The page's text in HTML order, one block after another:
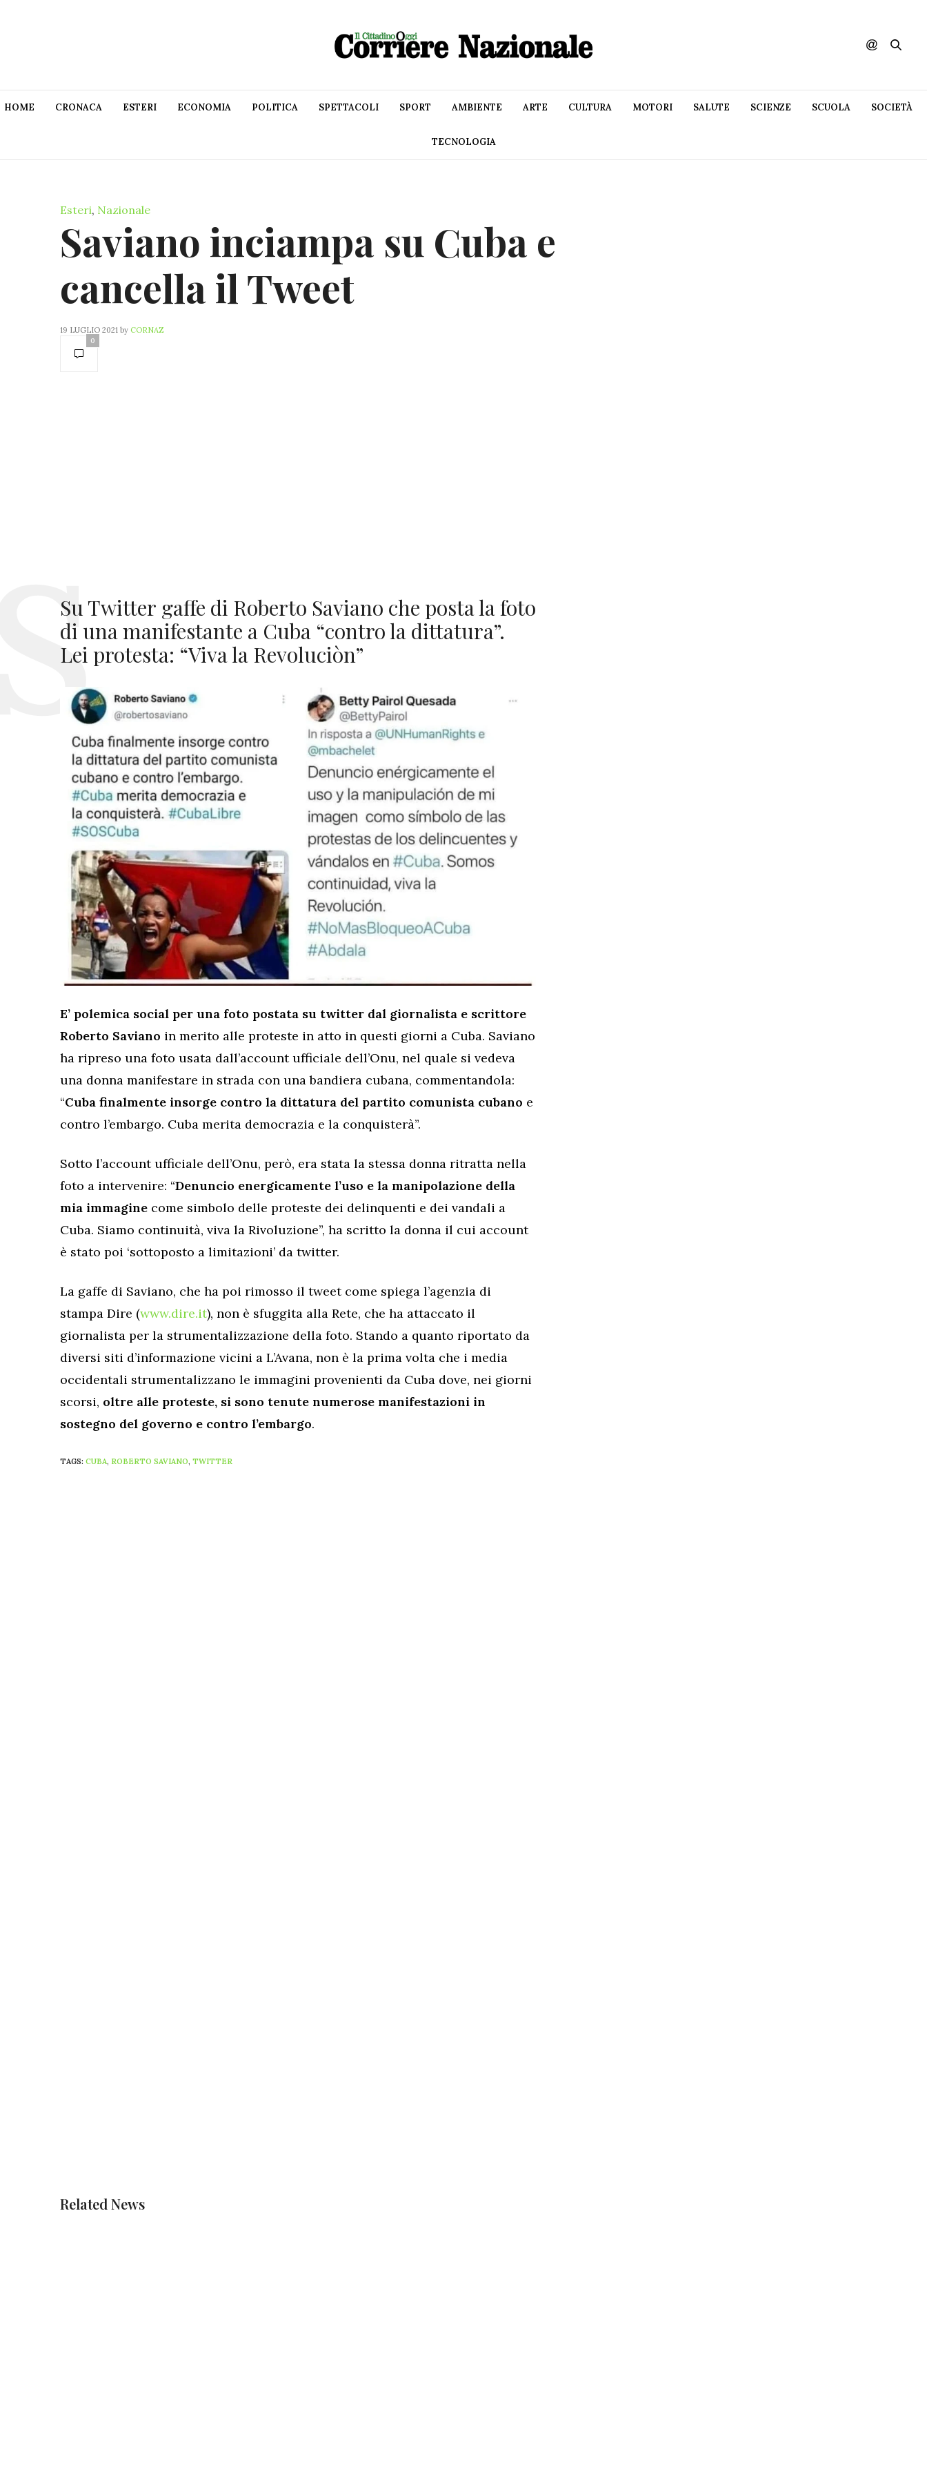
HOME CRONACA ESTERI ECONOMIA POLITICA SPETTACOLI SPORT AMBIENTE ARTE CULTURA MOTORI SALUTE SCIENZE SCUOLA SOCIETÀ
TECNOLOGIA
Esteri, Nazionale
Saviano inciampa su Cuba e
cancella il Tweet
19 LUGLIO 2021 by CORNAZ
0
Su Twitter gaffe di Roberto Saviano che posta la foto
di una manifestante a Cuba “contro la dittatura”.
Lei protesta: “Viva la Revoluciòn”
E’ polemica social per una foto postata su twitter dal giornalista e scrittore
Roberto Saviano in merito alle proteste in atto in questi giorni a Cuba. Saviano
ha ripreso una foto usata dall’account ufficiale dell’Onu, nel quale si vedeva
una donna manifestare in strada con una bandiera cubana, commentandola:
“Cuba finalmente insorge contro la dittatura del partito comunista cubano e
contro l’embargo. Cuba merita democrazia e la conquisterà”.
Sotto l’account ufficiale dell’Onu, però, era stata la stessa donna ritratta nella
foto a intervenire: “Denuncio energicamente l’uso e la manipolazione della
mia immagine come simbolo delle proteste dei delinquenti e dei vandali a
Cuba. Siamo continuità, viva la Rivoluzione”, ha scritto la donna il cui account
è stato poi ‘sottoposto a limitazioni’ da twitter.
La gaffe di Saviano, che ha poi rimosso il tweet come spiega l’agenzia di
stampa Dire (www.dire.it), non è sfuggita alla Rete, che ha attaccato il
giornalista per la strumentalizzazione della foto. Stando a quanto riportato da
diversi siti d’informazione vicini a L’Avana, non è la prima volta che i media
occidentali strumentalizzano le immagini provenienti da Cuba dove, nei giorni
scorsi, oltre alle proteste, si sono tenute numerose manifestazioni in
sostegno del governo e contro l’embargo.
TAGS: CUBA, ROBERTO SAVIANO, TWITTER
Related News